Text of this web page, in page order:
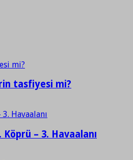
tasfiyesi mi?
Köprü – 3. Havaalanı